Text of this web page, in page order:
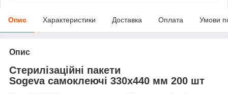
Опис Характеристики Доставка Оплата Умови
Опис
Стерилізаційні пакети
Sogeva самоклеючі 330х440 мм 200 шт